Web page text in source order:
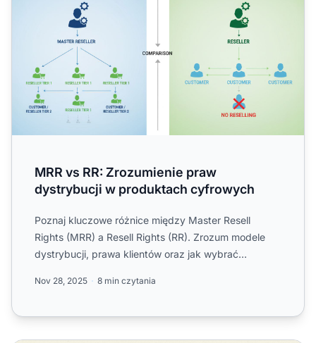
MRR vs RR: Zrozumienie praw
dystrybucji w produktach cyfrowych
Poznaj kluczowe różnice między Master Resell
Rights (MRR) a Resell Rights (RR). Zrozum modele
dystrybucji, prawa klientów oraz jak wybrać
Nov 28, 2025 8 min czytania